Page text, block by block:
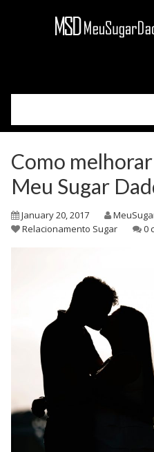
Acessar
Como Funciona
Sobre Nós
Blog
Como
Meu Sugar
January 20, 2017
Relacionamento Sugar
0